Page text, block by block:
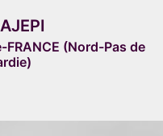
FRANCE (Nord-Pas de